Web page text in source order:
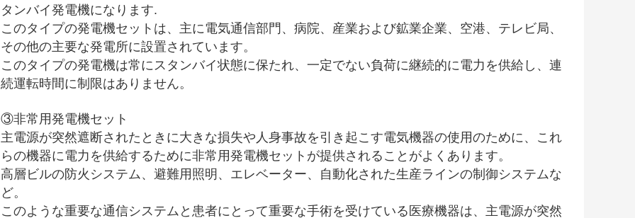
タンバイ発電機になります.
このタイプの発電機セットは、主に電気通信部門、病院、産業および鉱業企業、空港、テレビ局、
その他の主要な発電所に設置されています。
このタイプの発電機は常にスタンバイ状態に保たれ、一定でない負荷に継続的に電力を供給し、連
続運転時間に制限はありません。
③非常用発電機セット
主電源が突然遮断されたときに大きな損失や人身事故を引き起こす電気機器の使用のために、これ
らの機器に電力を供給するために非常用発電機セットが提供されることがよくあります。
高層ビルの防火システム、避難用照明、エレベーター、自動化された生産ラインの制御システムな
ど。
このような重要な通信システムと 患者にとって重要な手術を受けている医療機器は、主電源が突然